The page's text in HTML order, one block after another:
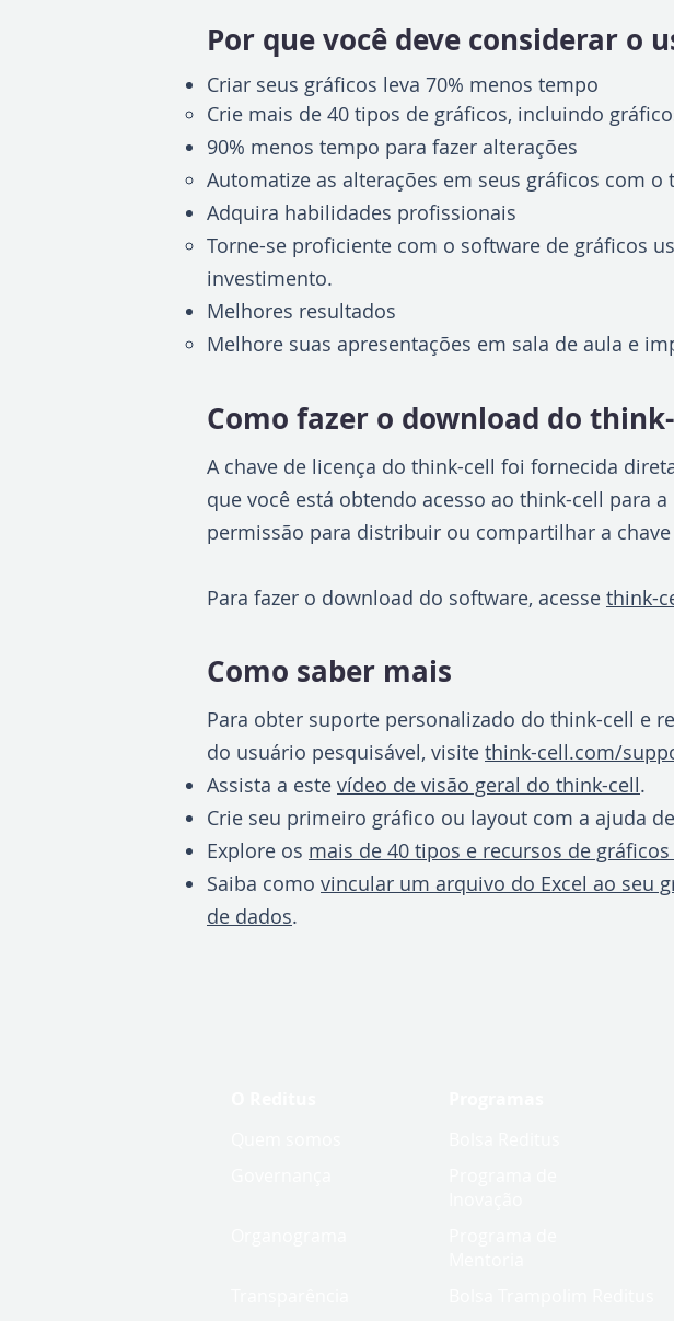
Por que você deve considerar o
Criar seus gráficos leva 70% menos tempo
Crie mais de 40 tipos de gráficos, incluindo
90% menos tempo para fazer alterações
Automatize as alterações em seus gráficos com o
Adquira habilidades profissionais
Torne-se proficiente com o software de gráficos
investimento.
Melhores resultados
Melhore suas apresentações em sala de aula e
Como fazer o download do
A chave de licença do think-cell foi fornecida
que você está obtendo acesso ao think-cell para
permissão para distribuir ou compartilhar a
Para fazer o download do software, acesse think-
Como saber mais
Para obter suporte personalizado do think-cell e
do usuário pesquisável, visite think-cell.com/
Assista a este vídeo de visão geral do think-cell.
Crie seu primeiro gráfico ou layout com a ajuda
Explore os mais de 40 tipos e recursos de
Saiba como vincular um arquivo do Excel ao seu
de dados.